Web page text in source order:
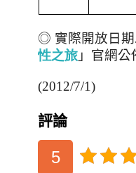
◎ 實際開放日期
性之旅 」官網公
(2012/7/1)
評論
5